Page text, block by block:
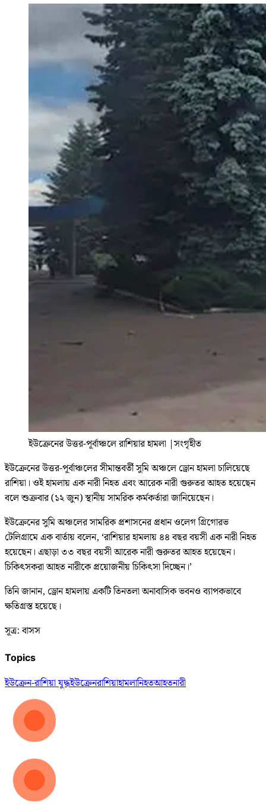
ইউক্রেনের উত্তর-পূর্বাঞ্চলে রাশিয়ার হামলা |সংগৃহীত
ইউক্রেনের উত্তর-পূর্বাঞ্চলের সীমান্তবর্তী সুমি অঞ্চলে ড্রোন হামলা চালিয়েছে
রাশিয়া। ওই হামলায় এক নারী নিহত এবং আরেক নারী গুরুতর আহত হয়েছেন
বলে শুক্রবার (১২ জুন) স্থানীয় সামরিক কর্মকর্তারা জানিয়েছেন।
ইউক্রেনের সুমি অঞ্চলের সামরিক প্রশাসনের প্রধান ওলেগ গ্রিগোরভ
টেলিগ্রামে এক বার্তায় বলেন, ‘রাশিয়ার হামলায় ৪৪ বছর বয়সী এক নারী নিহত
হয়েছেন। এছাড়া ৩৩ বছর বয়সী আরেক নারী গুরুতর আহত হয়েছেন।
চিকিৎসকরা আহত নারীকে প্রয়োজনীয় চিকিৎসা দিচ্ছেন।’
তিনি জানান, ড্রোন হামলায় একটি তিনতলা অনাবাসিক ভবনও ব্যাপকভাবে
ক্ষতিগ্রস্ত হয়েছে।
সূত্র: বাসস
Topics
ইউক্রেন-রাশিয়া যুদ্ধইউক্রেনরাশিয়াহামলানিহতআহতনারী